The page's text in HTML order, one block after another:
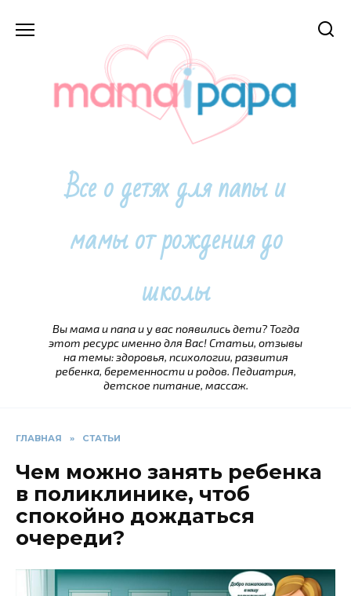
Все о детях для папы и
мамы от рождения до
школы
Вы мама и папа и у вас появились дети? Тогда
этот ресурс именно для Вас! Статьи, отзывы
на темы: здоровья, психологии, развития
ребенка, беременности и родов. Педиатрия,
детское питание, массаж.
ГЛАВНАЯ » СТАТЬИ
Чем можно занять ребенка
в поликлинике, чтоб
спокойно дождаться
очереди?